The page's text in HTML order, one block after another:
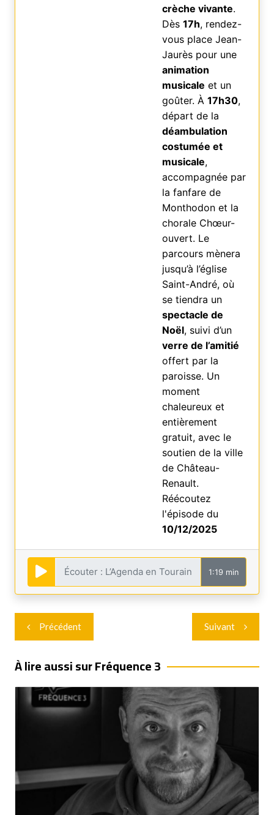
crèche vivante.
Dès 17h, rendez-
vous place Jean-
Jaurès pour une
animation
musicale et un
goûter. À 17h30,
départ de la
déambulation
costumée et
musicale,
accompagnée par
la fanfare de
Monthodon et la
chorale Chœur-
ouvert. Le
parcours mènera
jusqu’à l’église
Saint-André, où
se tiendra un
spectacle de
Noël, suivi d’un
verre de l’amitié
offert par la
paroisse. Un
moment
chaleureux et
entièrement
gratuit, avec le
soutien de la ville
de Château-
Renault.
Réécoutez
l'épisode du
10/12/2025
1:19 min
Navigation
de
l’article
Précédent Suivant
À lire aussi sur Fréquence 3